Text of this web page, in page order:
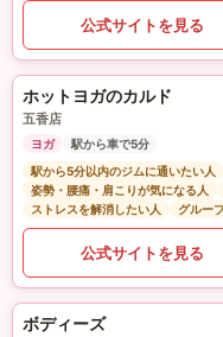
公式サイトを見る
ホットヨガのカルド
五香店
ヨガ
駅から車で5分
駅から5分以内のジムに通いたい人
姿勢・腰痛・肩こりが気になる人
ストレスを解消したい人
グルー
公式サイトを見る
ボディーズ